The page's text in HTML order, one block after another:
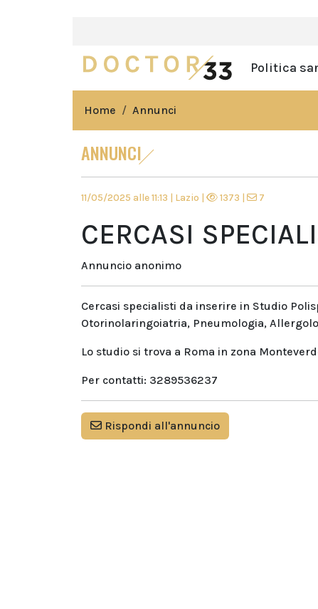
Politica
Home Annunci
ANNUNCI
11/05/2025 alle 11:13 | Lazio | 1373 | 7
CERCASI
Annuncio anonimo
Cercasi specialisti da inserire in Studio
Otorinolaringoiatria, Pneumologia,
Lo studio si trova a Roma in zona
Per contatti: 3289536237
Rispondi all'annuncio